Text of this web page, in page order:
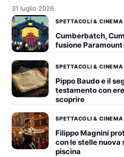
31 luglio 2026
SPETTACOLI & CINEMA
Cumberbatch,
fusione
SPETTACOLI & CINEMA
Pippo Baudo e il
testamento con
scoprire
SPETTACOLI & CINEMA
Filippo Magnini
con le stelle nuova
piscina